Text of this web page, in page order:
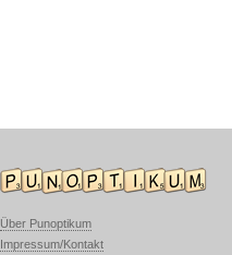
Über Punoptikum
Impressum/Kontakt